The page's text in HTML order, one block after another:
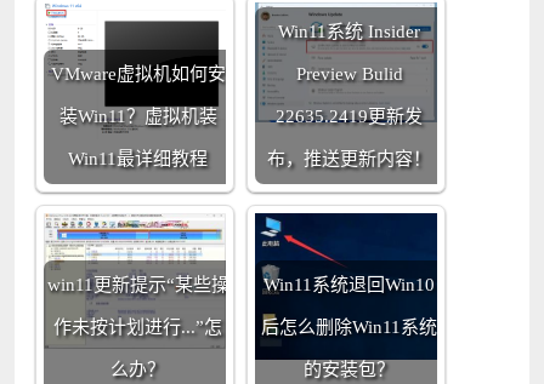
VMware虚拟机如何安
装Win11？虚拟机装
Win11最详细教程
Win11系统 Insider
Preview Bulid
22635.2419更新发
布，推送更新内容！
win11更新提示“某些操
作未按计划进行...”怎
么办？
Win11系统退回Win10
后怎么删除Win11系统
的安装包？